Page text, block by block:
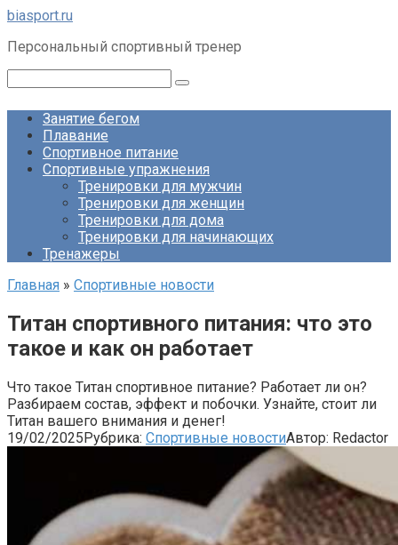
Перейти
контенту
biasport.ru
Персональный спортивный тренер
Занятие бегом
Плавание
Спортивное питание
Спортивные упражнения
Тренировки для мужчин
Тренировки для женщин
Тренировки для дома
Тренировки для начинающих
Тренажеры
Главная » Спортивные новости
Титан спортивного питания: что это
такое и как он работает
Что такое Титан спортивное питание? Работает ли он?
Разбираем состав, эффект и побочки. Узнайте, стоит ли
Титан вашего внимания и денег!
19/02/2025Рубрика: Спортивные новостиАвтор: Redactor